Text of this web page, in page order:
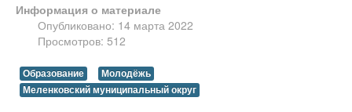
Информация о материале
Опубликовано: 14 марта 2022
Просмотров: 512
Образование
Молодёжь
Меленковский муниципальный округ